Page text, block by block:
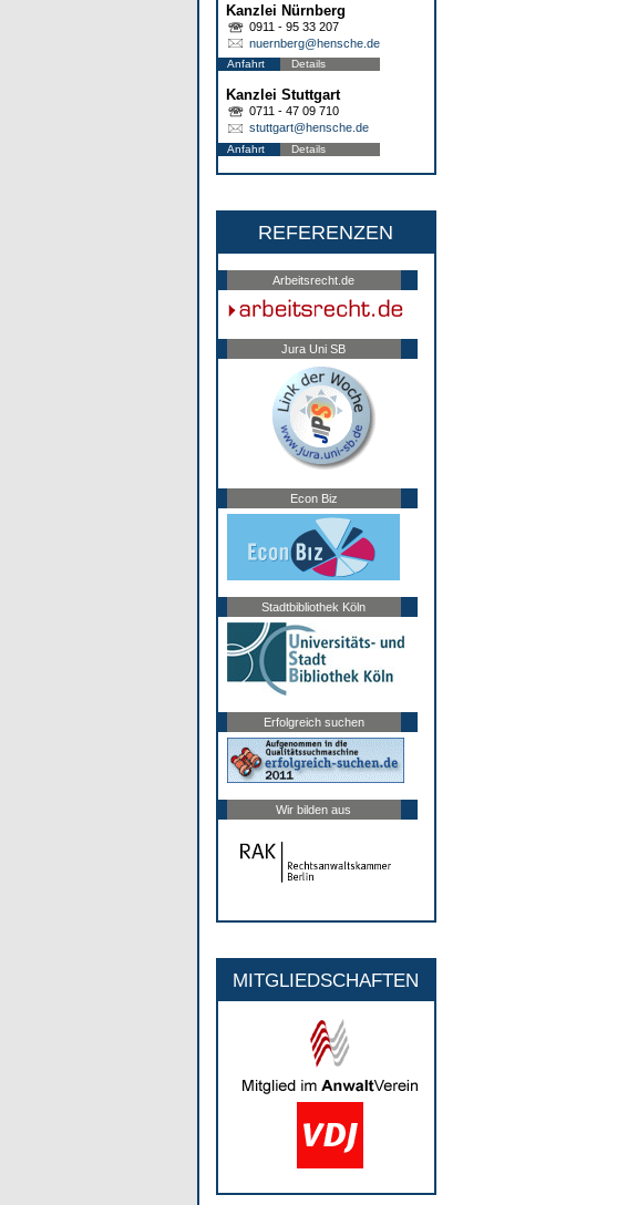
Kanzlei Nürnberg
0911 - 95 33 207
nuernberg@hensche.de
Anfahrt Details
Kanzlei Stuttgart
0711 - 47 09 710
stuttgart@hensche.de
Anfahrt Details
REFERENZEN
Arbeitsrecht.de
Jura Uni SB
Econ Biz
Stadtbibliothek Köln
Erfolgreich suchen
Wir bilden aus
MITGLIEDSCHAFTEN